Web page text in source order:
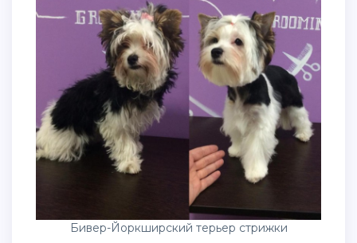
Бивер-Йоркширский терьер стрижки